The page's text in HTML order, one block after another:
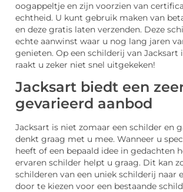
oogappeltje en zijn voorzien van
echtheid. U kunt gebruik maken van
en deze gratis laten verzenden. Deze
echte aanwinst waar u nog lang jaren
genieten. Op een schilderij van Jacksart
raakt u zeker niet snel uitgekeken!
Jacksart biedt een
gevarieerd aanbod
Jacksart is niet zomaar een schilder en
denkt graag met u mee. Wanneer u
heeft of een bepaald idee in gedachten
ervaren schilder helpt u graag. Dit kan
schilderen van een uniek schilderij naar
door te kiezen voor een bestaande